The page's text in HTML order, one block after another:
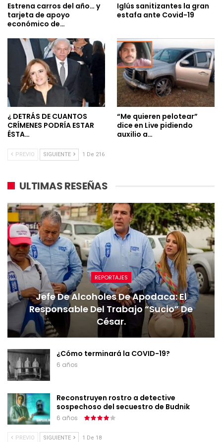
Estrena carros del año… y
tarjeta de apoyo
económico de…
Iglús sanitizantes la gran
estafa ante Covid-19
¿ DETRÁS DE CUANTOS
CRÍMENES PODRÍA ESTAR
ÉSTA…
“Me quieren pelotear”
dice en Live pidiendo
auxilio a…
PREVIO SIGUIENTE 1 De 216
ULTIMAS RESEÑAS
REPORTAJES
Jefe De Alcoholes De Apodaca: El
Responsable Del Trabajo “sucio” De
César.
¿Cómo terminará la COVID-19?
6 años
Reconstruyen rostro a detective
sospechoso del secuestro de Budnik
6 años
PREVIO SIGUIENTE 1 De 18